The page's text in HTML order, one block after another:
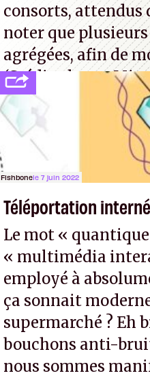
consorts, attendus
noter que
agrégées, afin de
(Crédit photo :
Fishbonele 7 juin 2022
Téléportation
Le mot «
« multimédia
employé à
ça sonnait
supermarché ? Eh
bouchons anti-
nous sommes